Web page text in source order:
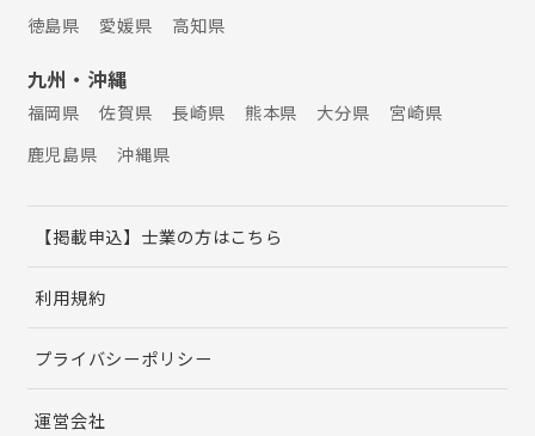
徳島県
愛媛県 高知県
九州・沖縄
福岡県 佐賀県 長崎県 熊本県 大分県
宮崎県
鹿児島県
沖縄県
【掲載申込】士業の方はこちら
利用規約
プライバシーポリシー
運営会社